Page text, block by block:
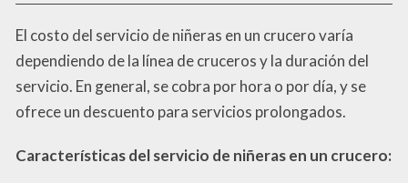
El costo del servicio de niñeras en un crucero varía
dependiendo de la línea de cruceros y la duración del
servicio. En general, se cobra por hora o por día, y se
ofrece un descuento para servicios prolongados.
Características del servicio de niñeras en un crucero: